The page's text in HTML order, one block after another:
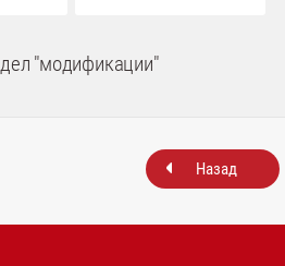
"модификации"
Назад